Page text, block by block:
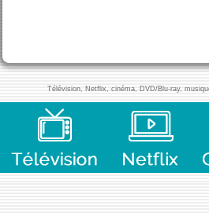
Télévision, Netflix, cinéma, DVD/Blu-ray,